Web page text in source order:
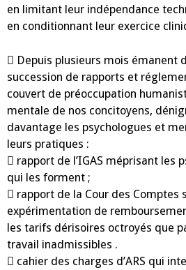
en limitant leur indépendance
en conditionnant leur exercice
 Depuis plusieurs mois émanent
succession de rapports et
couvert de préoccupation
mentale de nos concitoyens,
davantage les psychologues et
leurs pratiques :
 rapport de l’IGAS méprisant les
qui les forment ;
 rapport de la Cour des Comptes
expérimentation de
les tarifs dérisoires octroyés que
travail inadmissibles .
 cahier des charges d’ARS qui